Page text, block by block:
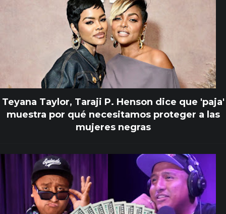
Teyana Taylor, Taraji P. Henson dice que 'paja'
muestra por qué necesitamos proteger a las
mujeres negras